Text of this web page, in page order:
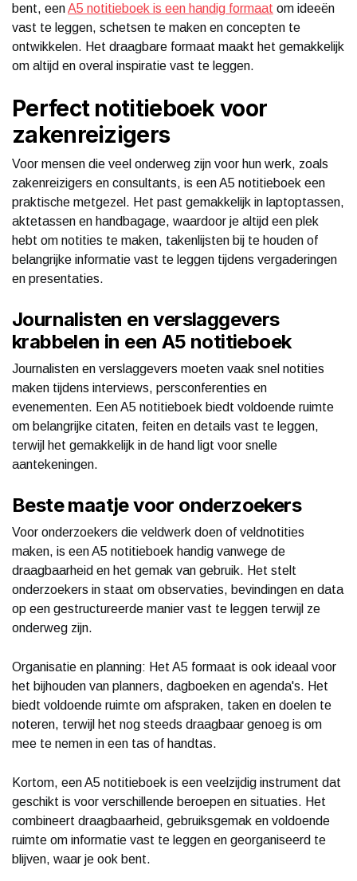
bent, eenA5 notitieboek is een handig formaat om ideeën
vast te leggen, schetsen te maken en concepten te
ontwikkelen. Het draagbare formaat maakt het gemakkelijk
om altijd en overal inspiratie vast te leggen.
Perfect notitieboek voor
zakenreizigers
Voor mensen die veel onderweg zijn voor hun werk, zoals
zakenreizigers en consultants, is een A5 notitieboek een
praktische metgezel. Het past gemakkelijk in laptoptassen,
aktetassen en handbagage, waardoor je altijd een plek
hebt om notities te maken, takenlijsten bij te houden of
belangrijke informatie vast te leggen tijdens vergaderingen
en presentaties.
Journalisten en verslaggevers
krabbelen in een A5 notitieboek
Journalisten en verslaggevers moeten vaak snel notities
maken tijdens interviews, persconferenties en
evenementen. Een A5 notitieboek biedt voldoende ruimte
om belangrijke citaten, feiten en details vast te leggen,
terwijl het gemakkelijk in de hand ligt voor snelle
aantekeningen.
Beste maatje voor onderzoekers
Voor onderzoekers die veldwerk doen of veldnotities
maken, is een A5 notitieboek handig vanwege de
draagbaarheid en het gemak van gebruik. Het stelt
onderzoekers in staat om observaties, bevindingen en data
op een gestructureerde manier vast te leggen terwijl ze
onderweg zijn.
Organisatie en planning: Het A5 formaat is ook ideaal voor
het bijhouden van planners, dagboeken en agenda's. Het
biedt voldoende ruimte om afspraken, taken en doelen te
noteren, terwijl het nog steeds draagbaar genoeg is om
mee te nemen in een tas of handtas.
Kortom, een A5 notitieboek is een veelzijdig instrument dat
geschikt is voor verschillende beroepen en situaties. Het
combineert draagbaarheid, gebruiksgemak en voldoende
ruimte om informatie vast te leggen en georganiseerd te
blijven, waar je ook bent.